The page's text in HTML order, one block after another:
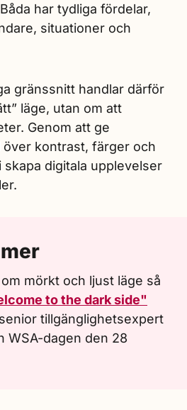
har tydliga fördelar,
situationer och
gränssnitt handlar därför
läge, utan om att
Genom att ge
kontrast, färger och
digitala upplevelser
mörkt och ljust läge så
to the dark side"
tillgänglighetsexpert
WSA-dagen den 28